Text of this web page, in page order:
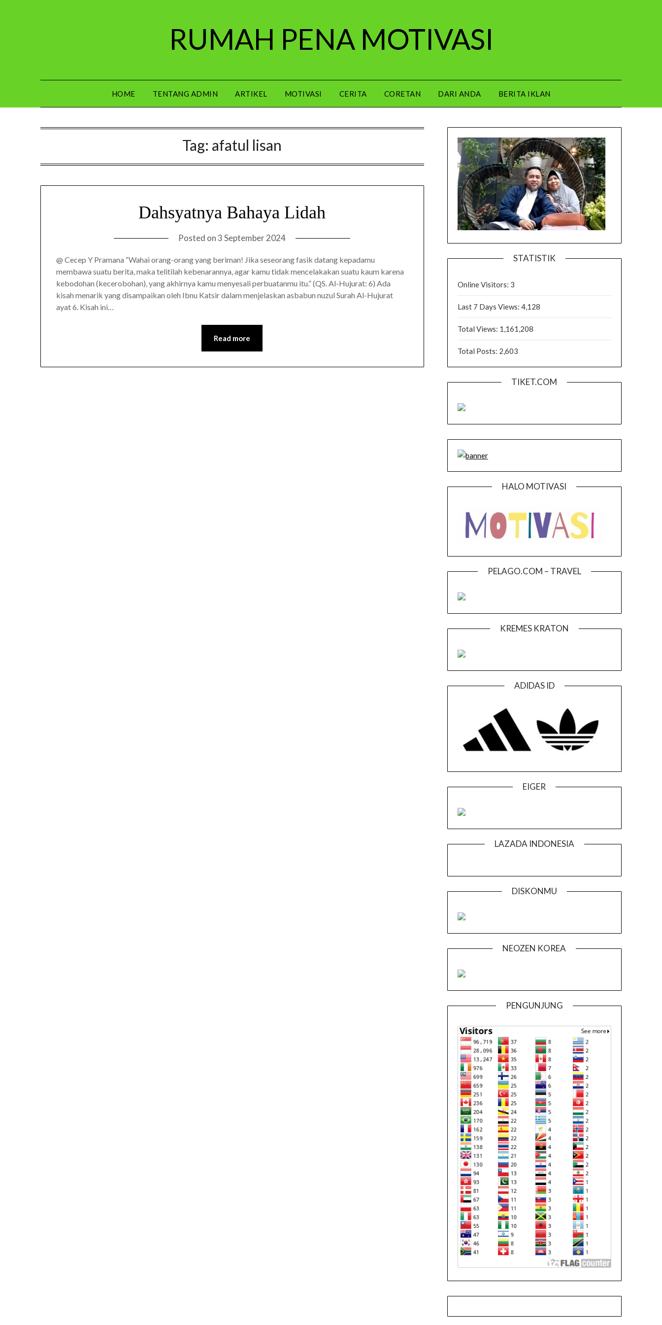
RUMAH PENA MOTIVASI
HOME TENTANG ADMIN ARTIKEL MOTIVASI CERITA CORETAN DARI ANDA BERITA IKLAN
Tag: afatul lisan
Dahsyatnya Bahaya Lidah
Posted on3 September 2024
@ Cecep Y Pramana “Wahai orang-orang yang beriman! Jika seseorang fasik datang kepadamu
membawa suatu berita, maka telitilah kebenarannya, agar kamu tidak mencelakakan suatu kaum karena
kebodohan (kecerobohan), yang akhirnya kamu menyesali perbuatanmu itu.” (QS. Al-Hujurat: 6) Ada
kisah menarik yang disampaikan oleh Ibnu Katsir dalam menjelaskan asbabun nuzul Surah Al-Hujurat
ayat 6. Kisah ini…
Read more
STATISTIK
Online Visitors: 3
Last 7 Days Views: 4,128
Total Views: 1,161,208
Total Posts: 2,603
TIKET.COM
HALO MOTIVASI
PELAGO.COM – TRAVEL
KREMES KRATON
ADIDAS ID
EIGER
LAZADA INDONESIA
DISKONMU
NEOZEN KOREA
PENGUNJUNG